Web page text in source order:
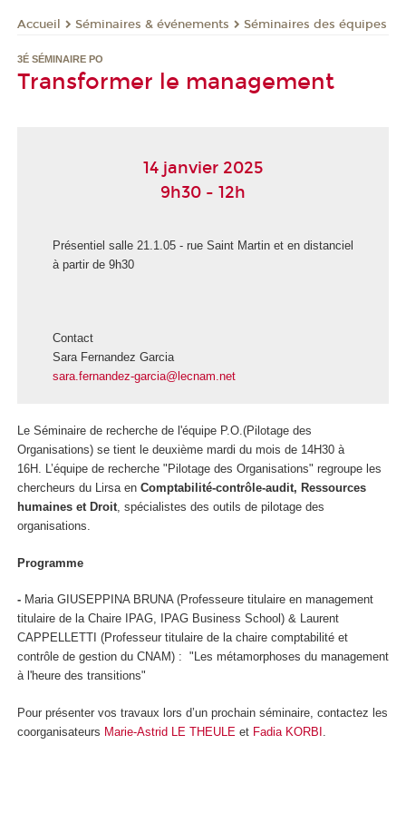
Accueil Séminaires & événements Séminaires des équipes
3É SÉMINAIRE PO
Transformer le management
14 janvier 2025
9h30 - 12h
Présentiel salle 21.1.05 - rue Saint Martin et en distanciel
à partir de 9h30
Contact
Sara Fernandez Garcia
sara.fernandez-garcia@lecnam.net
Le Séminaire de recherche de l'équipe P.O.(Pilotage des
Organisations) se tient le deuxième mardi du mois de 14H30 à
16H. L’équipe de recherche "Pilotage des Organisations" regroupe les
chercheurs du Lirsa en Comptabilité-contrôle-audit, Ressources
humaines et Droit, spécialistes des outils de pilotage des
organisations.
Programme
- Maria GIUSEPPINA BRUNA (Professeure titulaire en management
titulaire de la Chaire IPAG, IPAG Business School) & Laurent
CAPPELLETTI (Professeur titulaire de la chaire comptabilité et
contrôle de gestion du CNAM) : "Les métamorphoses du management
à l'heure des transitions"
Pour présenter vos travaux lors d’un prochain séminaire, contactez les
coorganisateurs Marie-Astrid LE THEULE et Fadia KORBI